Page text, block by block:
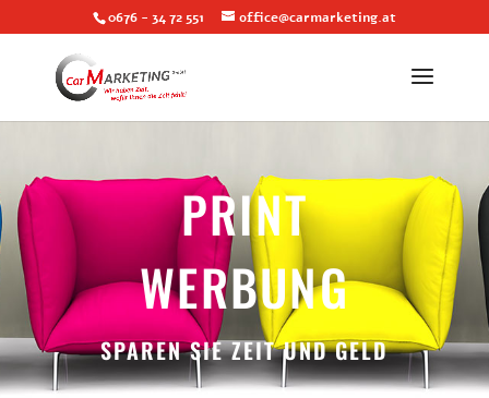
0676 - 34 72 551 office@carmarketing.at
PRINT
WERBUNG
SPAREN SIE ZEIT UND GELD
;